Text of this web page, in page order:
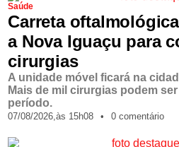
Saúde
Carreta
a Nova Iguaçu para
cirurgias
A unidade móvel ficará na
Mais de mil cirurgias podem
período.
07/08/2026,às 15h08 • 0 comentário